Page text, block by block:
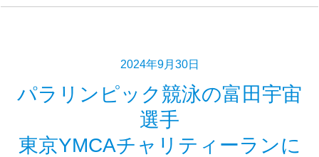
2024年9月30日
パラリンピック競泳の富田宇宙
選手
東京YMCAチャリティーランに